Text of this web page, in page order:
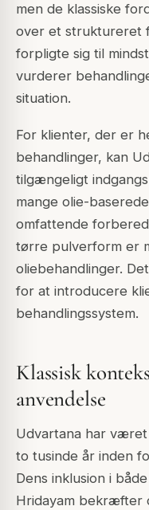
men de klassiske
over et struktureret
forpligte sig til
vurderer
situation.
For klienter, der er
behandlinger, kan
tilgængeligt
mange olie-
omfattende
tørre pulverform er
oliebehandlinger.
for at introducere
behandlingssystem.
Klassisk
anvendelse
Udvartana har
to tusinde år inden
Dens inklusion i
Hridayam bekræfter